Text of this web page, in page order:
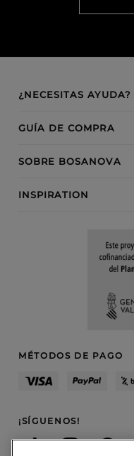
¿NECESITAS AYUDA?
GUÍA DE COMPRA
SOBRE BOSANOVA
INSPIRATION
MÉTODOS DE PAGO
¡SÍGUENOS!